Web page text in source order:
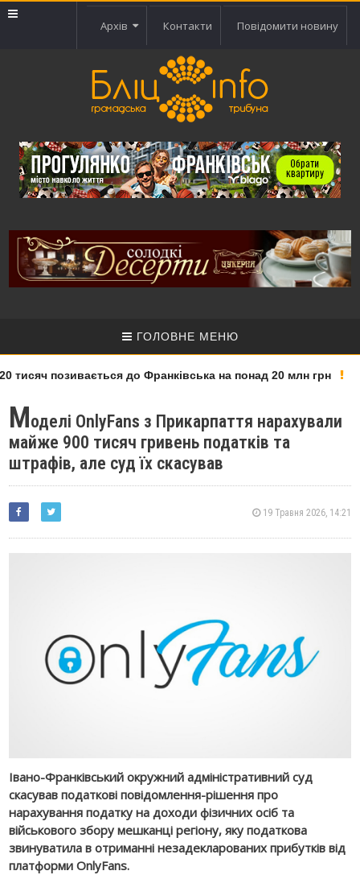
Архів Контакти Повідомити новину
ГОЛОВНЕ МЕНЮ
позивається до Франківська на понад 20 млн грн
Моделі OnlyFans з Прикарпаття нарахували
майже 900 тисяч гривень податків та
штрафів, але суд їх скасував
19 Травня 2026, 14:21
Івано-Франківський окружний адміністративний суд
скасував податкові повідомлення-рішення про
нарахування податку на доходи фізичних осіб та
військового збору мешканці регіону, яку податкова
звинуватила в отриманні незадекларованих прибутків від
платформи OnlyFans.